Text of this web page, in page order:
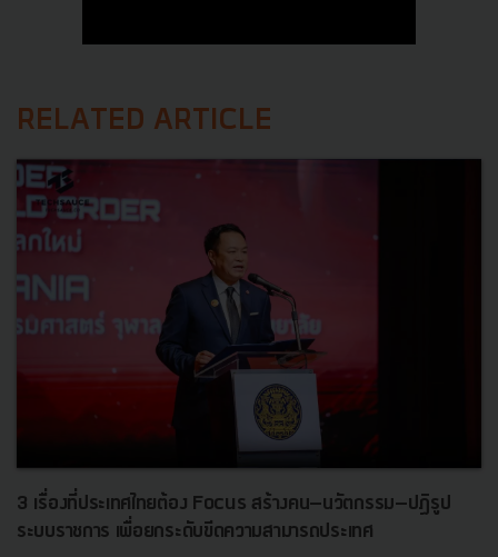
RELATED ARTICLE
3 เรื่องที่ประเทศไทยต้อง Focus สร้างคน–นวัตกรรม–ปฏิรูป
ระบบราชการ เพื่อยกระดับขีดความสามารถประเทศ